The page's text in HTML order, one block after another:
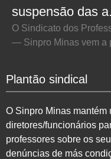
suspensão das
O Sindicato dos
— Sinpro Minas vem a
Plantão sindical
O Sinpro Minas mantém
diretores/funcionários
professores sobre os
denúncias de más